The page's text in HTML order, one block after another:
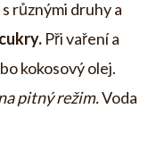
různými druhy a
Při vaření a
kokosový olej.
pitný režim.Voda